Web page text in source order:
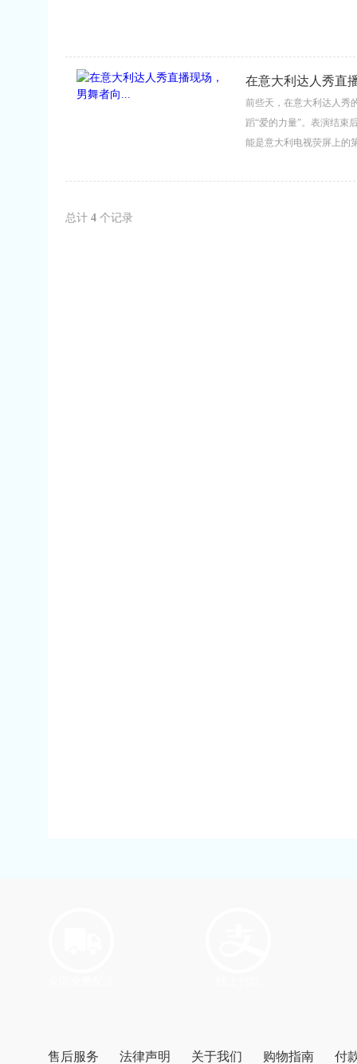
在意大利达人秀直
前些天，在意大利达人秀
蹈“爱的力量”。表演结束
能是意大利电视荧屏上的
总计 4个记录
售后服务 法律声明 关于我们 购物指南 付